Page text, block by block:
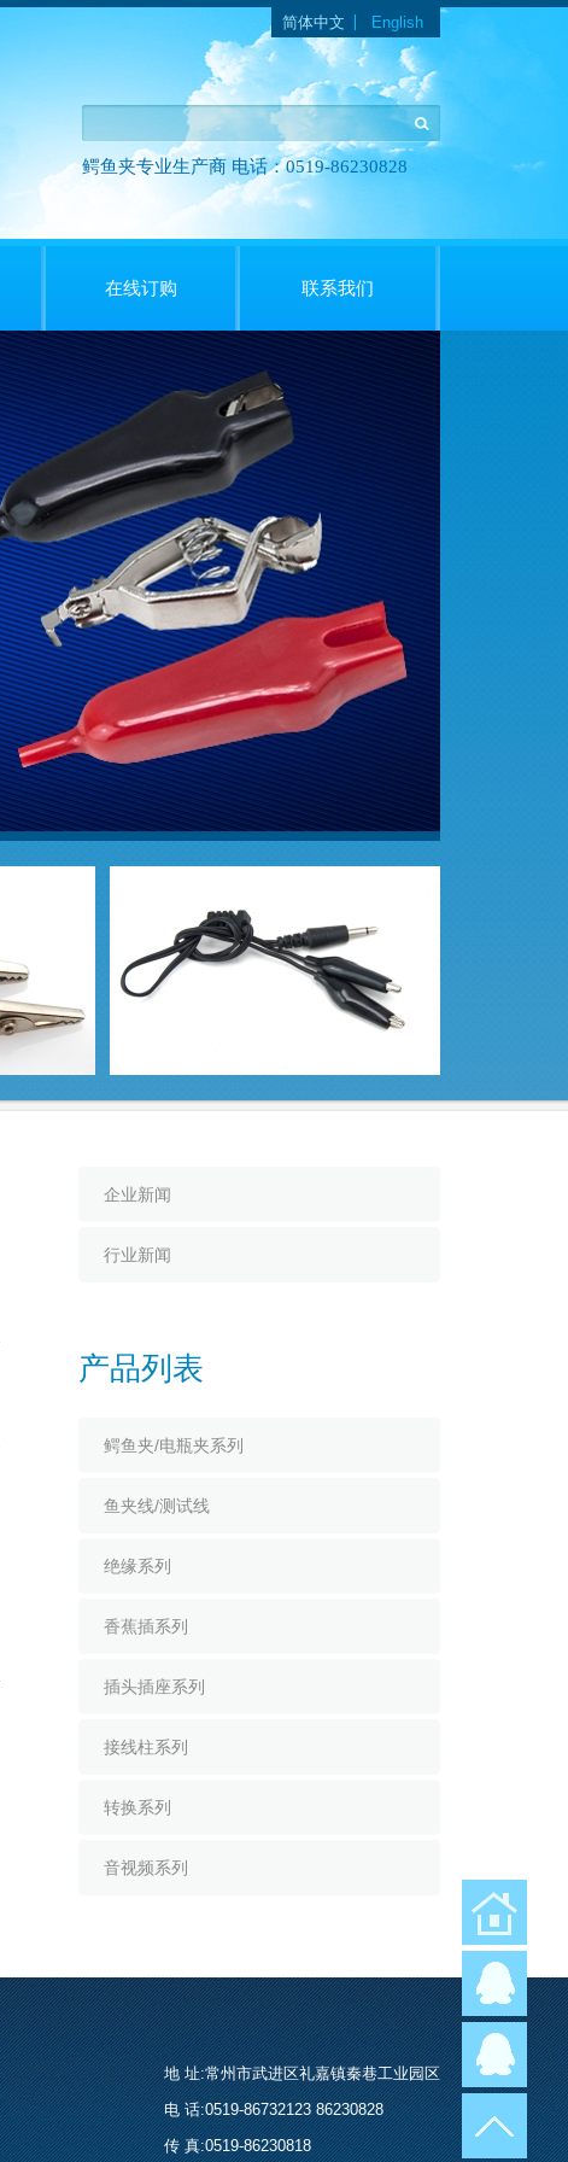
语言
简体中文 English
鳄鱼夹专业生产商 电话：0519-86230828
在线订购 联系我们
企业新闻
行业新闻
产品列表
鳄鱼夹/电瓶夹系列
鱼夹线/测试线
绝缘系列
香蕉插系列
插头插座系列
接线柱系列
转换系列
音视频系列
地 址:常州市武进区礼嘉镇秦巷工业园区
电 话:0519-86732123 86230828
传 真:0519-86230818